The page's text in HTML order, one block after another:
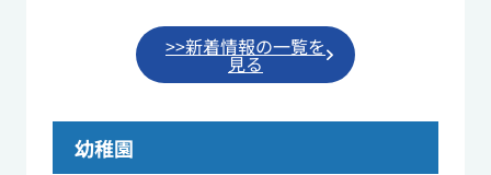
>>新着情報の一覧を
見る
幼稚園